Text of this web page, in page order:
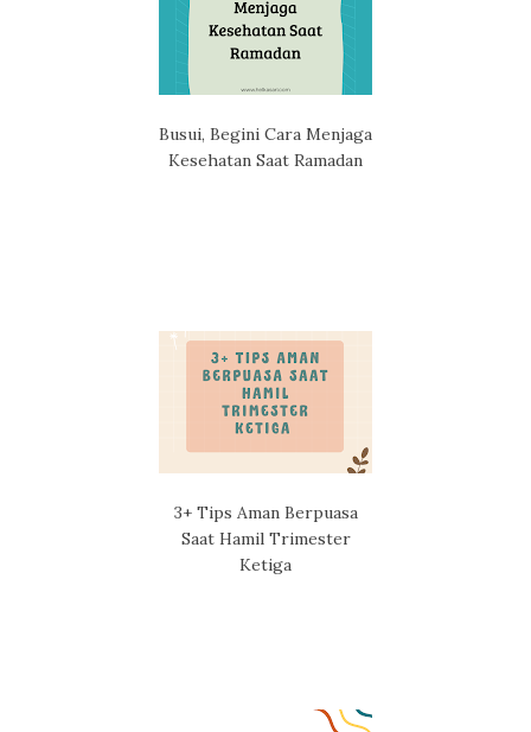
Busui, Begini Cara Menjaga
Kesehatan Saat Ramadan
3+ Tips Aman Berpuasa
Saat Hamil Trimester
Ketiga